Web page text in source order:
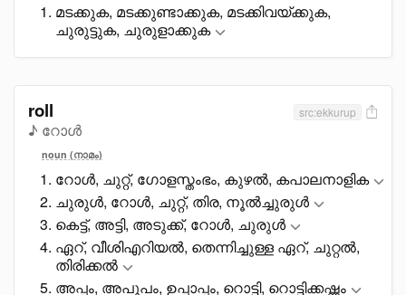
മടക്കുക, മടക്കുണ്ടാക്കുക, മടക്കിവയ്ക്കുക,
ചുരുട്ടുക, ചുരുളാക്കുക
roll
♪ റോൾ
src:ekkurup
noun (നാമം)
റോൾ, ചുറ്റ്, ഗോളസ്തംഭം, കുഴൽ, കപാലനാളിക
ചുരുൾ, റോൾ, ചുറ്റ്, തിര, നൂൽച്ചുരുൾ
കെട്ട്, അട്ടി, അടുക്ക്, റോൾ, ചുരുൾ
ഏറ്, വീശിഎറിയൽ, തെന്നിച്ചുള്ള ഏറ്, ചുറ്റൽ,
തിരിക്കൽ
അപ്പം, അപൂപം, ഉപ്പാപ്പം, റൊട്ടി, റൊട്ടിക്കഷ്ണം